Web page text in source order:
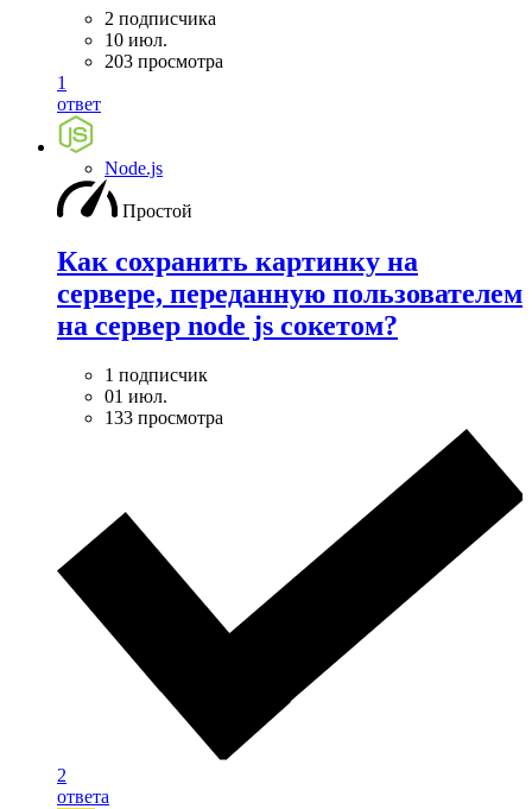
2 подписчика
10 июл.
203 просмотра
1
ответ
Node.js
Простой
Как сохранить картинку на
сервере, переданную пользователем
на сервер node js сокетом?
1 подписчик
01 июл.
133 просмотра
2
ответа